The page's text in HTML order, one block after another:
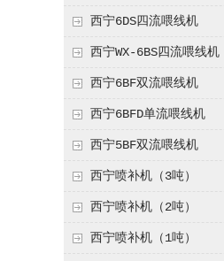
西宁6DS四流喂线机
西宁WX-6BS四流喂线机
西宁6BF双流喂线机
西宁6BFD单流喂线机
西宁5BF双流喂线机
西宁喷补机（3吨）
西宁喷补机（2吨）
西宁喷补机（1吨）